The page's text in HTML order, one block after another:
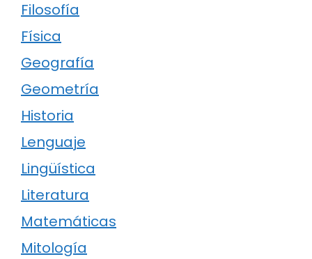
Filosofía
Física
Geografía
Geometría
Historia
Lenguaje
Lingüística
Literatura
Matemáticas
Mitología